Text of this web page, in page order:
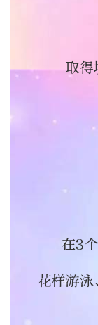
取得
在3
花样游泳